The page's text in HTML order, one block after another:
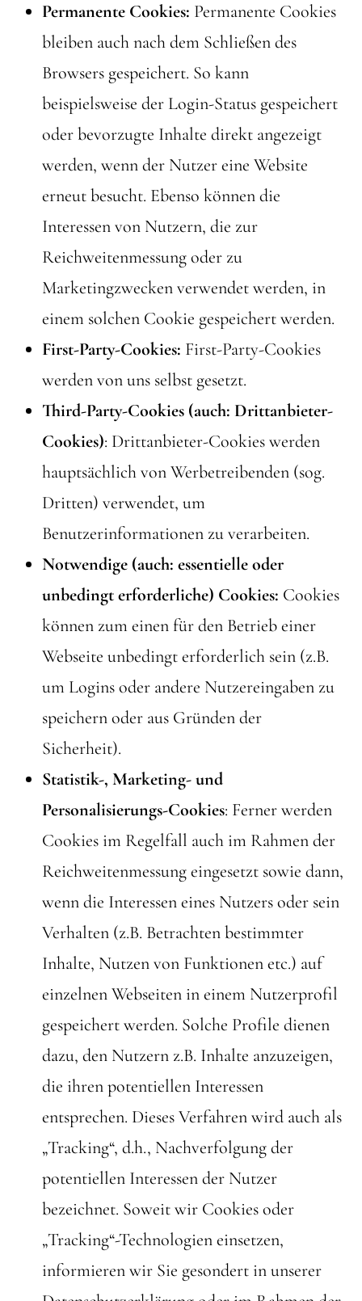
Permanente Cookies: Permanente Cookies
bleiben auch nach dem Schließen des
Browsers gespeichert. So kann
beispielsweise der Login-Status gespeichert
oder bevorzugte Inhalte direkt angezeigt
werden, wenn der Nutzer eine Website
erneut besucht. Ebenso können die
Interessen von Nutzern, die zur
Reichweitenmessung oder zu
Marketingzwecken verwendet werden, in
einem solchen Cookie gespeichert werden.
First-Party-Cookies: First-Party-Cookies
werden von uns selbst gesetzt.
Third-Party-Cookies (auch: Drittanbieter-
Cookies): Drittanbieter-Cookies werden
hauptsächlich von Werbetreibenden (sog.
Dritten) verwendet, um
Benutzerinformationen zu verarbeiten.
Notwendige (auch: essentielle oder
unbedingt erforderliche) Cookies: Cookies
können zum einen für den Betrieb einer
Webseite unbedingt erforderlich sein (z.B.
um Logins oder andere Nutzereingaben zu
speichern oder aus Gründen der
Sicherheit).
Statistik-, Marketing- und
Personalisierungs-Cookies: Ferner werden
Cookies im Regelfall auch im Rahmen der
Reichweitenmessung eingesetzt sowie dann,
wenn die Interessen eines Nutzers oder sein
Verhalten (z.B. Betrachten bestimmter
Inhalte, Nutzen von Funktionen etc.) auf
einzelnen Webseiten in einem Nutzerprofil
gespeichert werden. Solche Profile dienen
dazu, den Nutzern z.B. Inhalte anzuzeigen,
die ihren potentiellen Interessen
entsprechen. Dieses Verfahren wird auch als
„Tracking“, d.h., Nachverfolgung der
potentiellen Interessen der Nutzer
bezeichnet. Soweit wir Cookies oder
„Tracking“-Technologien einsetzen,
informieren wir Sie gesondert in unserer